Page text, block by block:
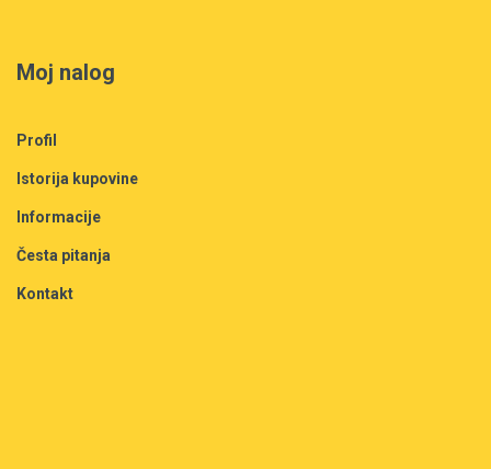
Moj nalog
Profil
Istorija kupovine
Informacije
Česta pitanja
Kontakt